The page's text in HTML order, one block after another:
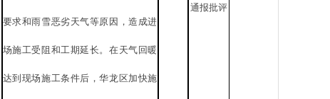
要求和雨雪恶劣天气等原因，造成进
场施工受阻和工期延长。在天气回暖
达到现场施工条件后，华龙区加快施
通报批评